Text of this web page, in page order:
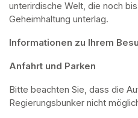
unterirdische Welt, die noch
Geheimhaltung unterlag.
Informationen zu Ihrem
Anfahrt und Parken
Bitte beachten Sie, dass die
Regierungsbunker nicht